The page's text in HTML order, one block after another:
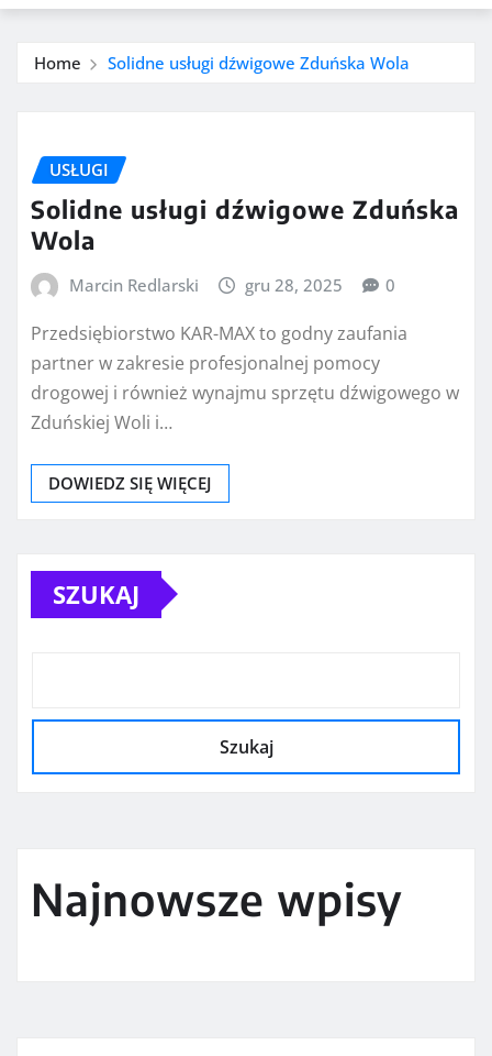
Home Solidne usługi dźwigowe Zduńska Wola
USŁUGI
Solidne usługi dźwigowe Zduńska
Wola
Marcin Redlarski gru 28, 2025 0
Przedsiębiorstwo KAR-MAX to godny zaufania
partner w zakresie profesjonalnej pomocy
drogowej i również wynajmu sprzętu dźwigowego w
Zduńskiej Woli i…
DOWIEDZ SIĘ WIĘCEJ
SZUKAJ
Szukaj
Najnowsze wpisy